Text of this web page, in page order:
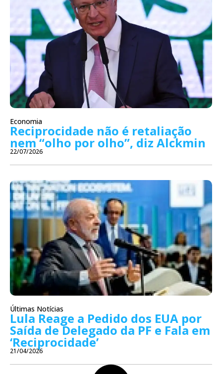
Economia
Reciprocidade não é retaliação
nem “olho por olho”, diz Alckmin
22/07/2026
Últimas Notícias
Lula Reage a Pedido dos EUA por
Saída de Delegado da PF e Fala em
‘Reciprocidade’
21/04/2026